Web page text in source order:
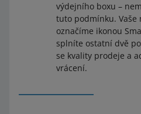
výdejního boxu –
tuto podmínku. Vaše
označíme ikonou
splníte ostatní dvě
se kvality prodeje a
vrácení.